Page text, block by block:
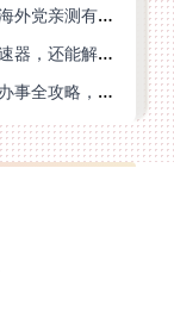
在国外看不了央视影音电视剧怎么办呢？海外党亲测有效的回国加速方案
海外华人看国内电视剧总卡？选对回国加速器，还能解决菲律宾打不开反诈中心的问题
探花在比利时用不了怎么办？海外党追剧办事全攻略，选对加速器就够了